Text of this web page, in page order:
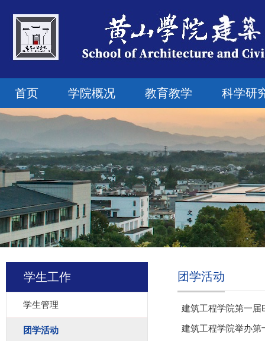
首页 学院概况 教育教学 科学研
学生工作
学生管理
团学活动
团学活动
建筑工程学院第一届
建筑工程学院举办第